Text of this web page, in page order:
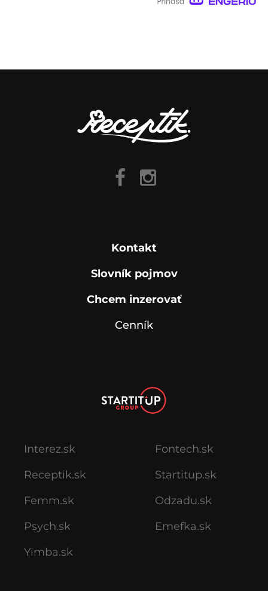
Kontakt
Slovník pojmov
Chcem inzerovať
Cenník
Interez.sk
Receptik.sk
Femm.sk
Psych.sk
Yimba.sk
Fontech.sk
Startitup.sk
Odzadu.sk
Emefka.sk